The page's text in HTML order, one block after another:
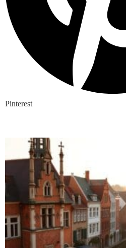
Pinterest